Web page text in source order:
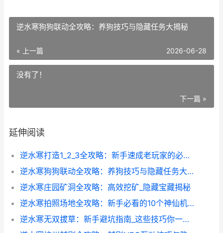
逆水寒狗狗联动全攻略：养狗技巧与隐藏任务大揭秘
« 上一篇 2026-06-28
没有了！
下一篇 »
延伸阅读
逆水寒打造1_2_3全攻略：新手速成老玩家的必修课
逆水寒狗狗联动全攻略：养狗技巧与隐藏任务大揭秘
逆水寒庄园矿洞全攻略：高效挖矿_隐藏宝藏揭秘
逆水寒拍照场地全攻略：新手必看的10个神仙机位
逆水寒无双拔草：新手避坑指南_这些技巧你一定要知道